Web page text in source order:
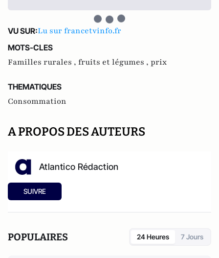
VU SUR:Lu sur francetvinfo.fr
MOTS-CLES
Familles rurales , fruits et légumes , prix
THEMATIQUES
Consommation
A PROPOS DES AUTEURS
Atlantico Rédaction
SUIVRE
POPULAIRES 24 Heures 7 Jours